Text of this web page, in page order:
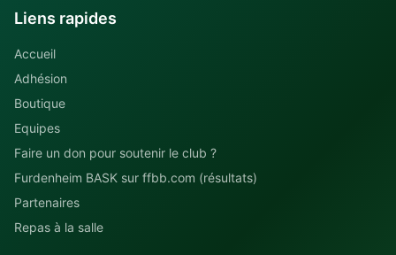
Liens rapides
Accueil
Adhésion
Boutique
Equipes
Faire un don pour soutenir le club ?
Furdenheim BASK sur ffbb.com (résultats)
Partenaires
Repas à la salle